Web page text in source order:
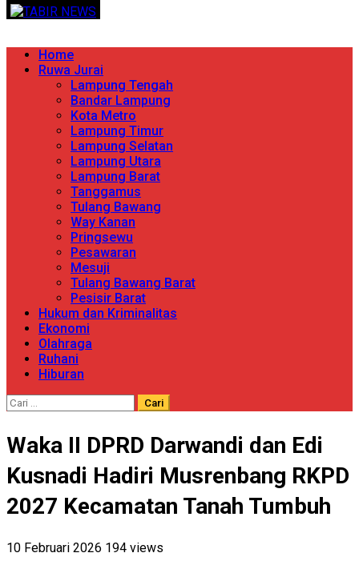
Skip
content
TERPERCAYA MENYINGKAP BERITA
Primary
Menu
Home
Ruwa Jurai
Lampung Tengah
Bandar Lampung
Kota Metro
Lampung Timur
Lampung Selatan
Lampung Utara
Lampung Barat
Tanggamus
Tulang Bawang
Way Kanan
Pringsewu
Pesawaran
Mesuji
Tulang Bawang Barat
Pesisir Barat
Hukum dan Kriminalitas
Ekonomi
Olahraga
Ruhani
Hiburan
Cari
Waka II DPRD Darwandi dan Edi
Kusnadi Hadiri Musrenbang RKPD
2027 Kecamatan Tanah Tumbuh
10 Februari 2026 194 views